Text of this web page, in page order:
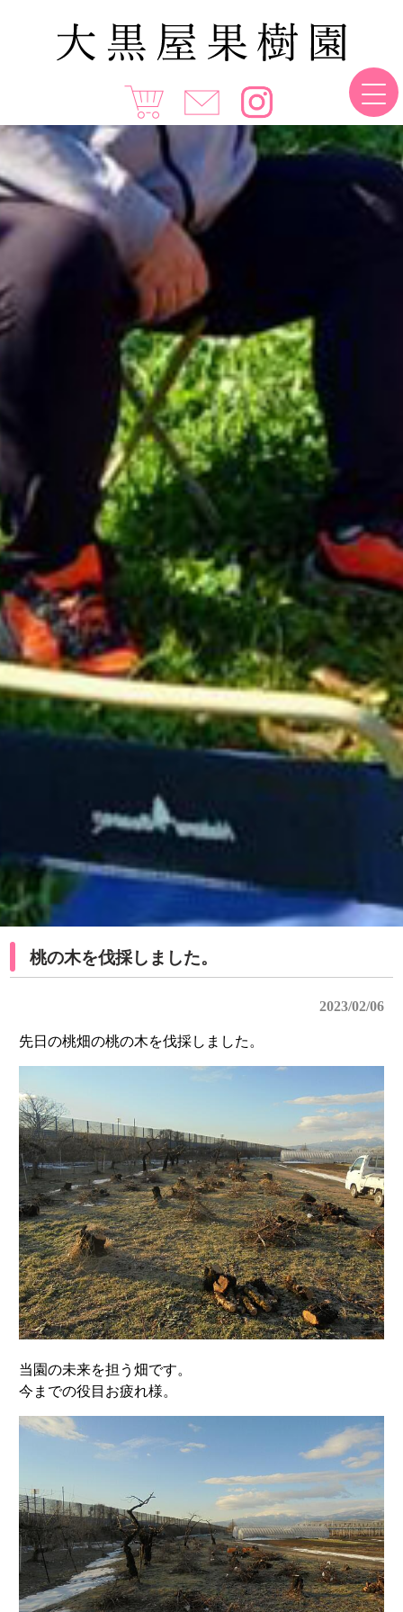
桃の木を伐採しました。
2023/02/06
先日の桃畑の桃の木を伐採しました。
当園の未来を担う畑です。
今までの役目お疲れ様。